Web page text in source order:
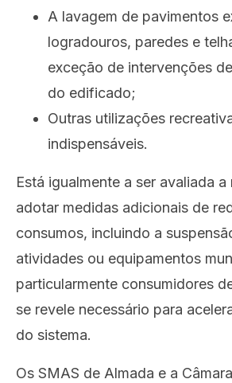
A lavagem de pavimentos
logradouros, paredes e
exceção de intervenções
do edificado;
Outras utilizações
indispensáveis.
Está igualmente a ser avaliada
adotar medidas adicionais de
consumos, incluindo a
atividades ou equipamentos
particularmente consumidores
se revele necessário para
do sistema.
Os SMAS de Almada e a